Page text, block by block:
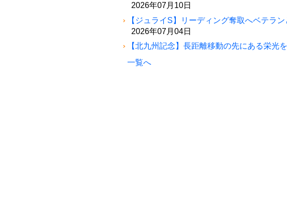
2026年07月10日
【ジュライS】リーディング奪取へベテラ
2026年07月04日
【北九州記念】長距離移動の先にある栄光
一覧へ